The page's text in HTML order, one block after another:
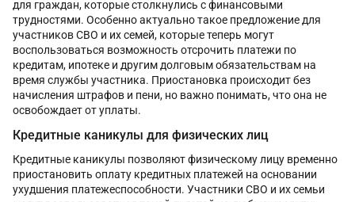
для граждан, которые столкнулись с финансовыми
трудностями. Особенно актуально такое предложение для
участников СВО и их семей, которые теперь могут
воспользоваться возможность отсрочить платежи по
кредитам, ипотеке и другим долговым обязательствам на
время службы участника. Приостановка происходит без
начисления штрафов и пени, но важно понимать, что она не
освобождает от уплаты.
Кредитные каникулы для физических лиц
Кредитные каникулы позволяют физическому лицу временно
приостановить оплату кредитных платежей на основании
ухудшения платежеспособности. Участники СВО и их семьи